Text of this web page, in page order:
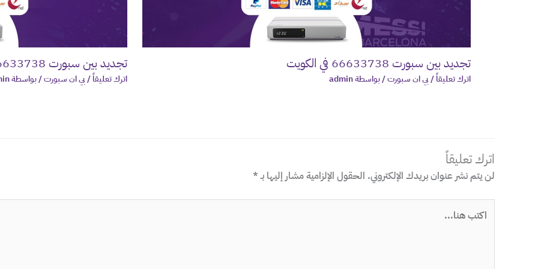
تجديد بين سبورت 66633738 في الكويت
اترك تعليقاً/بي ان سبورت/ بواسطةadmin
تجديد بين سبورت 66633738 بالكويت
اترك تعليقاً/بي ان سبورت/ بواسطة
اترك تعليقاً
لن يتم نشر عنوان بريدك الإلكتروني. الحقول الإلزامية مشار إليها بـ*